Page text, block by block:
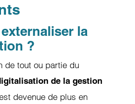
la
?
de tout ou partie du
de la gestion
devenue de plus en